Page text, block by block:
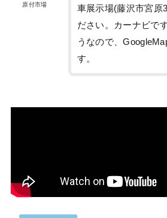
原付市場
車展示場(藤沢市宮原
ださい。カーナビで
うなので、
す。